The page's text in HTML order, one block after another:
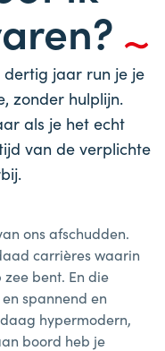
dertig jaar run je je
zonder hulplijn.
als je het echt
van de verplichte
ons afschudden.
carrières waarin
bent. En die
spannend en
hypermodern,
boord heb je